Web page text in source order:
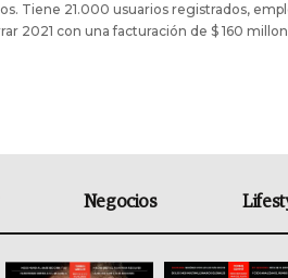
Tiene 21.000 usuarios registrados,
2021 con una facturación de $ 160
Negocios